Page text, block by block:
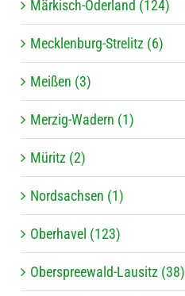
Märkisch-Oderland (124)
Mecklenburg-Strelitz (6)
Meißen (3)
Merzig-Wadern (1)
Müritz (2)
Nordsachsen (1)
Oberhavel (123)
Oberspreewald-Lausitz (38)